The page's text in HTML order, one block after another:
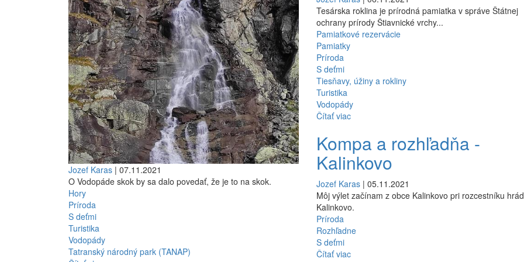
Jozef Karas | 07.11.2021
O Vodopáde skok by sa dalo povedať, že je to na skok.
Hory
Príroda
S deťmi
Turistika
Vodopády
Tatranský národný park (TANAP)
Tesárska roklina je prírodná pamiatka v správe Štátnej
ochrany prírody Štiavnické vrchy...
Pamiatkové rezervácie
Pamiatky
Príroda
S deťmi
Tiesňavy, úžiny a rokliny
Turistika
Vodopády
Čítať viac
Kompa a rozhľadňa -
Kalinkovo
Jozef Karas| 05.11.2021
Môj výlet začínam z obce Kalinkovo pri rozcestníku
Kalinkovo.
Príroda
Rozhľadne
S deťmi
Čítať viac